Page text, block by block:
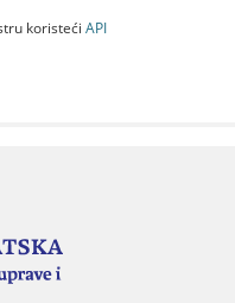
koristeći API